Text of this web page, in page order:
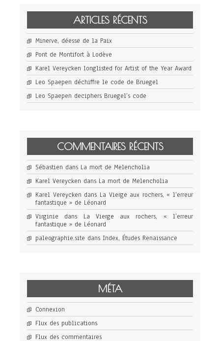
ARTICLES RÉCENTS
Minerve, déesse de la Paix
Pont de Montifort à Lodève
Karel Vereycken longlisted for Artist of the Year Award
Leo Spaepen déchiffre le code de Bruegel
Leo Spaepen deciphers Bruegel’s code
COMMENTAIRES RÉCENTS
Sébastien dans La mort de Melencholia
Karel Vereycken dans La mort de Melencholia
Karel Vereycken dans La Vierge aux rochers, « l’erreur
fantastique » de Léonard
Virginie dans La Vierge aux rochers, « l’erreur
fantastique » de Léonard
paleographie.site dans Index, Études Renaissance
MÉTA
Connexion
Flux des publications
Flux des commentaires